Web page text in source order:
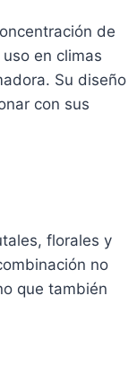
de
en climas
Su diseño
con sus
florales y
no
que también